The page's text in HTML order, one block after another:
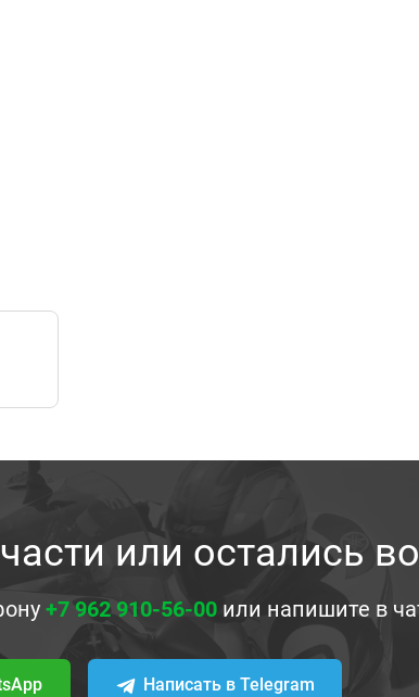
или остались
+7 962 910-56-00 или напишите в
Написать в Telegram